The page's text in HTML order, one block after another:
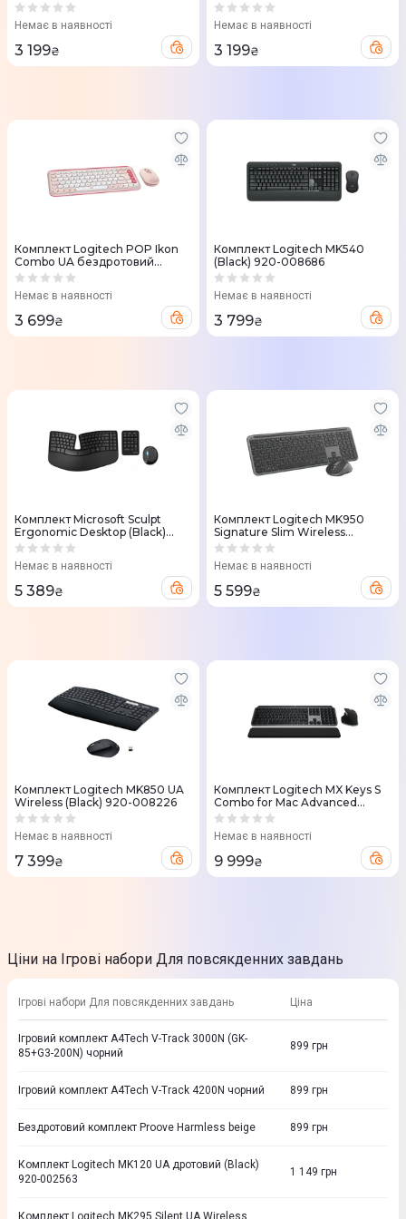
012241
Немає в наявності
3 199₴
Немає в наявності
3 199₴
Комплект Logitech POP Ikon
Combo UA бездротовий
рожевий
Немає в наявності
3 699₴
Комплект Logitech MK540
(Black) 920-008686
Немає в наявності
3 799₴
Комплект Microsoft Sculpt
Ergonomic Desktop (Black)
L5V-00017
Немає в наявності
5 389₴
Комплект Logitech MK950
Signature Slim Wireless
(Graphite) 920-012490
Немає в наявності
5 599₴
Комплект Logitech MK850 UA
Wireless (Black) 920-008226
Немає в наявності
7 399₴
Комплект Logitech MX Keys S
Combo for Mac Advanced
Illuminated Wireless (Space
Немає в наявності
9 999₴
Ціни на Ігрові набори Для повсякденних завдань
Ігрові набори Для повсякденних завдань Ціна
Ігровий комплект A4Tech V-Track 3000N (GK-
85+G3-200N) чорний
899 грн
Ігровий комплект A4Tech V-Track 4200N чорний 899 грн
Бездротовий комплект Proove Harmless beige 899 грн
Комплект Logitech MK120 UA дротовий (Black)
920-002563
1 149 грн
Комплект Logitech MK295 Silent UA Wireless